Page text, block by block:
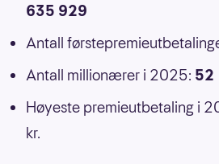
635 929
Antall
Antall millionærer i 2025: 52
Høyeste premieutbetaling i
kr.